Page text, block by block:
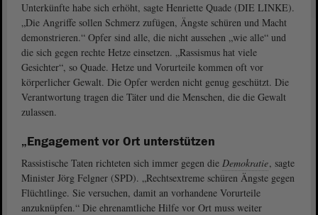
Unterkünfte habe sich erhöht, sagte Henriette Quade (DIE LINKE).
„Die Angriffe sollen Schmerz zufügen, Ängste schüren und Macht
demonstrieren.“ Opfer sind alle, die nicht aussehen „wie alle“ und
die sich gegen rechte Hetze einsetzen. „Rassismus hat viele
Gesichter“, so Quade. Hetze und Vorurteile kommen oft vor
körperlicher Gewalt. Die Opfer werden nicht genug geschützt. Die
Verantwortung tragen die Täter und die Menschen, die die Gewalt
zulassen.
„Engagement vor Ort unterstützen
Rassistische Taten richteten sich immer gegen die Demokratie, sagte
Minister Jörg Felgner (SPD). „Rechtsextreme schüren Ängste gegen
Flüchtlinge. Sie versuchen, damit an vorhandene Vorurteile
anzuknüpfen.“ Die ehrenamtliche Hilfe vor Ort muss weiter